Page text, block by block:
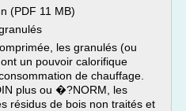
(PDF 11 MB)
les granulés (ou
un pouvoir calorifique
de chauffage.
plus ou �?NORM, les
résidus de bois non traités et